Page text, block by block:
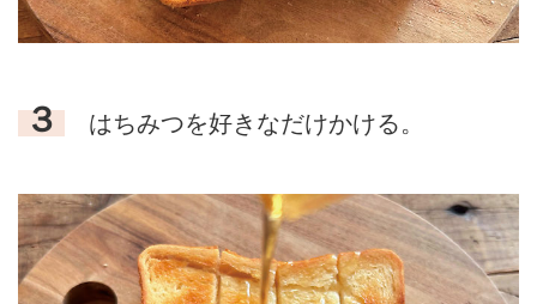
３ はちみつを好きなだけかける。